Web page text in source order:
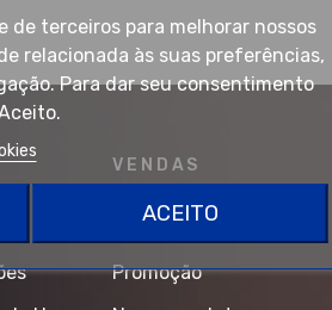
VENDAS
Promoção
de terceiros para melhorar nossos
relacionada às suas preferências,
Para dar seu consentimento
ACEITO